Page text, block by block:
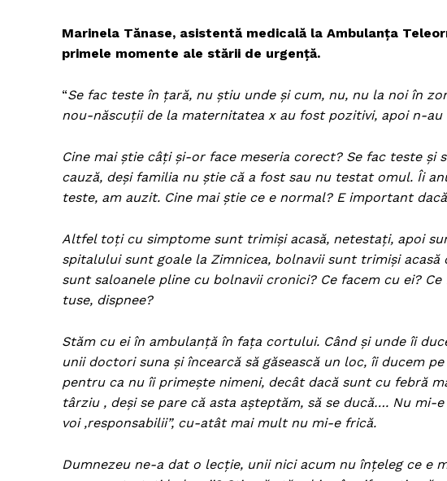
Marinela Tănase, asistentă medicală la Ambulanța
primele momente ale stării de urgență.
“Se fac teste în țară, nu știu unde și cum, nu, nu la noi în
nou-născuții de la maternitatea x au fost pozitivi, apoi n-
Cine mai știe câți și-or face meseria corect? Se fac teste și
cauză, deși familia nu știe că a fost sau nu testat omul. Îi
teste, am auzit. Cine mai știe ce e normal? E important
Altfel toți cu simptome sunt trimiși acasă, netestați, apoi
spitalului sunt goale la Zimnicea, bolnavii sunt trimiși
sunt saloanele pline cu bolnavii cronici? Ce facem cu ei?
tuse, dispnee?
Stăm cu ei în ambulanță în fața cortului. Când și unde îi
unii doctori suna și încearcă să găsească un loc, îi ducem
pentru ca nu îi primește nimeni, decât dacă sunt cu febră
târziu , deși se pare că asta așteptăm, să se ducă…. Nu mi-
voi ,responsabilii”, cu-atât mai mult nu mi-e frică.
Dumnezeu ne-a dat o lecție, unii nici acum nu înțeleg ce e